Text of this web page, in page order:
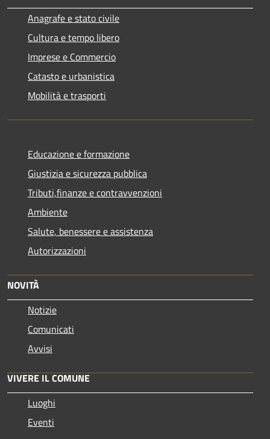
Anagrafe e stato civile
Cultura e tempo libero
Imprese e Commercio
Catasto e urbanistica
Mobilità e trasporti
Educazione e formazione
Giustizia e sicurezza pubblica
Tributi,finanze e contravvenzioni
Ambiente
Salute, benessere e assistenza
Autorizzazioni
NOVITÀ
Notizie
Comunicati
Avvisi
VIVERE IL COMUNE
Luoghi
Eventi